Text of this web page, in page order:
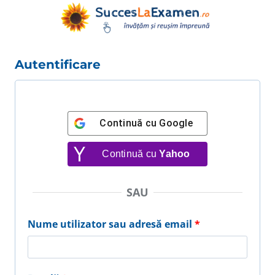
Autentificare
Continuă cu Google
Continuă cuYahoo
SAU
Nume utilizator sau adresă email *O